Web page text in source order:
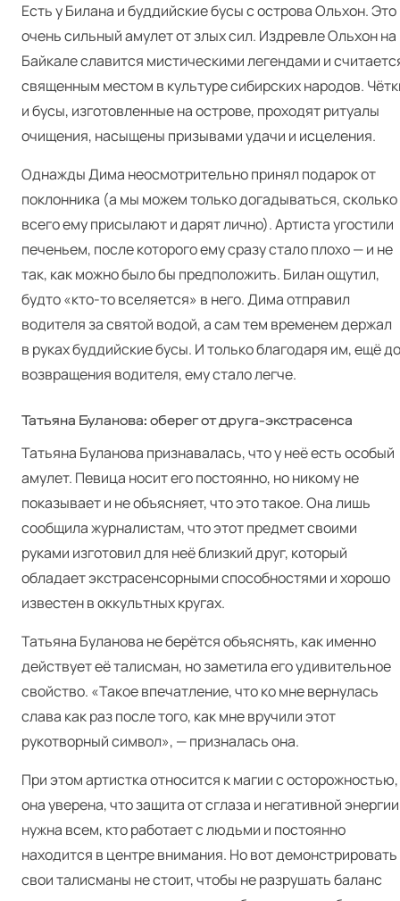
Есть у Билана и буддийские бусы с острова Ольхон. Это
очень сильный амулет от злых сил. Издревле Ольхон на
Байкале славится мистическими легендами и
священным местом в культуре сибирских народов.
и бусы, изготовленные на острове, проходят ритуалы
очищения, насыщены призывами удачи и исцеления.
Однажды Дима неосмотрительно принял подарок от
поклонника (а мы можем только догадываться, сколько
всего ему присылают и дарят лично). Артиста угостили
печеньем, после которого ему сразу стало плохо — и не
так, как можно было бы предположить. Билан ощутил,
будто «кто-то вселяется» в него. Дима отправил
водителя за святой водой, а сам тем временем держал
в руках буддийские бусы. И только благодаря им, ещё до
возвращения водителя, ему стало легче.
Татьяна Буланова: оберег от друга-экстрасенса
Татьяна Буланова признавалась, что у неё есть особый
амулет. Певица носит его постоянно, но никому не
показывает и не объясняет, что это такое. Она лишь
сообщила журналистам, что этот предмет своими
руками изготовил для неё близкий друг, который
обладает экстрасенсорными способностями и хорошо
известен в оккультных кругах.
Татьяна Буланова не берётся объяснять, как именно
действует её талисман, но заметила его удивительное
свойство. «Такое впечатление, что ко мне вернулась
слава как раз после того, как мне вручили этот
рукотворный символ», — призналась она.
При этом артистка относится к магии с осторожностью,
она уверена, что защита от сглаза и негативной энергии
нужна всем, кто работает с людьми и постоянно
находится в центре внимания. Но вот демонстрировать
свои талисманы не стоит, чтобы не разрушать баланс